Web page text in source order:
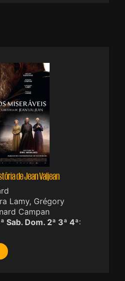
de Jean Valjean
Lamy, Grégory
Campan
Sab. Dom. 2ª 3ª 4ª: